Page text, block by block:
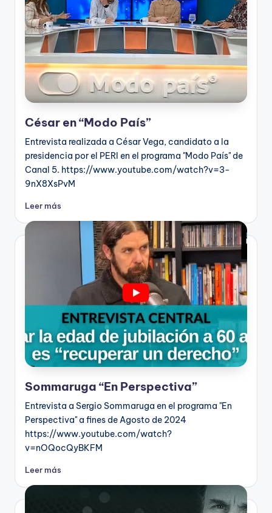
César en “Modo País”
Entrevista realizada a César Vega, candidato a la
presidencia por el PERI en el programa "Modo País" de
Canal 5. https://www.youtube.com/watch?v=3-
9nX8XsPvM
Leer más
Sommaruga “En Perspectiva”
Entrevista a Sergio Sommaruga en el programa "En
Perspectiva" a fines de Agosto de 2024
https://www.youtube.com/watch?
v=nOQocQyBKFM
Leer más